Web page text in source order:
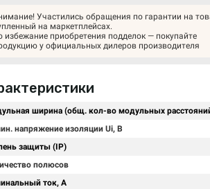
Участились обращения по гарантии на
на маркетплейсах.
избежание приобретения подделок — покупайте
у официальных дилеров производителя
ширина (общ. кол-во модульных
напряжение изоляции Ui, В
защиты (IP)
полюсов
ток, А